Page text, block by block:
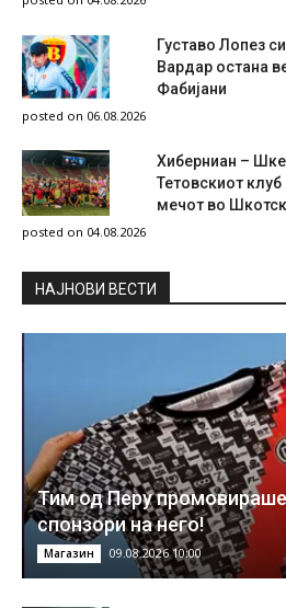
Густаво Лопез
Вардар остана
Фабијани
posted on 06.08.2026
Хиберниан –
Тетовскиот клуб
мечот во
posted on 04.08.2026
НAЈНОВИ ВЕСТИ
Тим од Перу
спонзори на него!
Магазин 09.08.2026 10:00